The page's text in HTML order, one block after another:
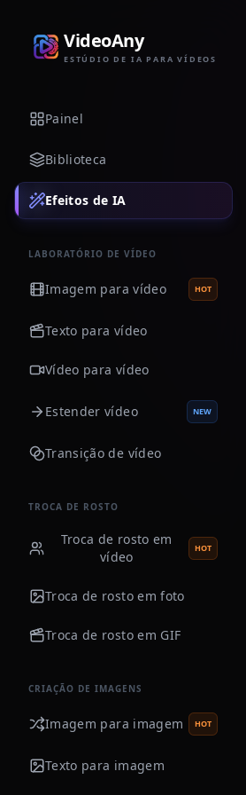
VideoAny
ESTÚDIO DE IA PARA VÍDEOS
Painel
Biblioteca
Efeitos de IA
LABORATÓRIO DE VÍDEO
Imagem para vídeo HOT
Texto para vídeo
Vídeo para vídeo
Estender vídeo NEW
Transição de vídeo
TROCA DE ROSTO
Troca de rosto em
vídeo
HOT
Troca de rosto em foto
Troca de rosto em GIF
CRIAÇÃO DE IMAGENS
Imagem para imagem HOT
Texto para imagem